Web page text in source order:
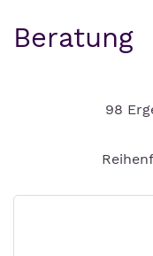
Beratung
98